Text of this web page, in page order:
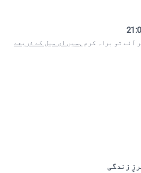
آئے تو براہ کرم ہمیں ای میل کے ذریعے
زندگی